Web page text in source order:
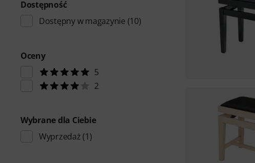
Dostępność
Dostępny w magazynie (10)
Oceny
5
2
Wybrane dla Ciebie
Wyprzedaż (1)